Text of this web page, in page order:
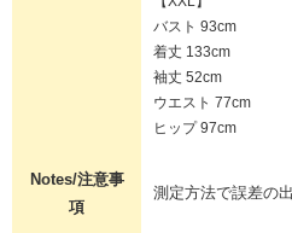
バスト 93cm
着丈 133cm
袖丈 52cm
ウエスト 77cm
ヒップ 97cm
Notes/注意事
項
測定方法で誤差の